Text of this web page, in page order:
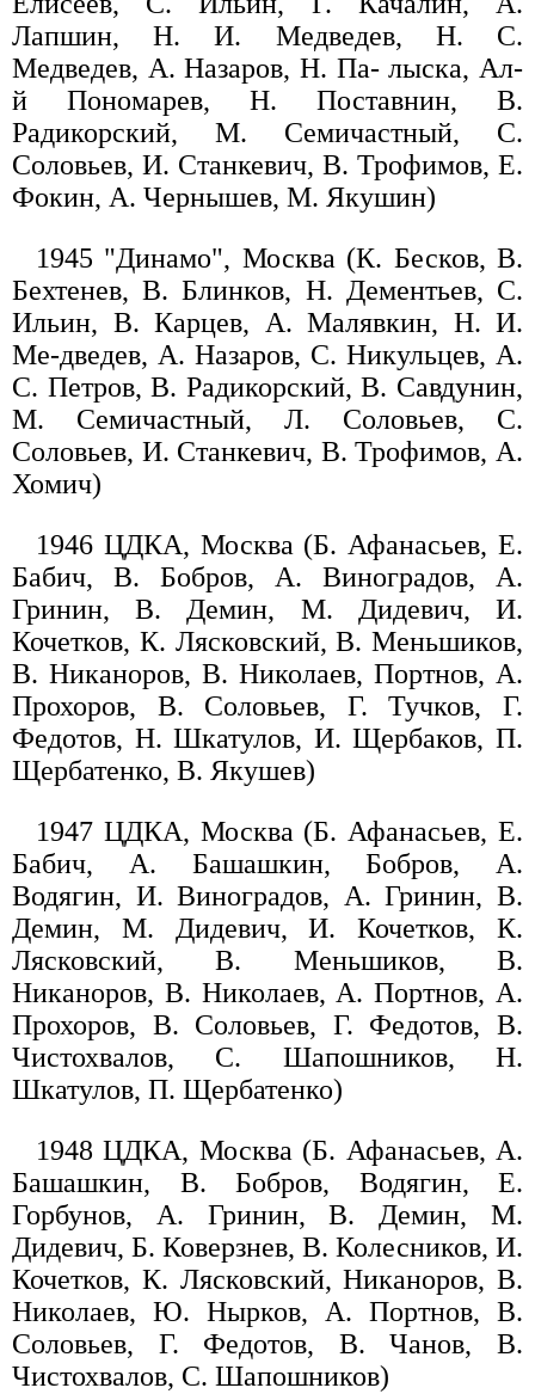
Лапшин, Н. И. Медведев, Н. С.
Медведев, А. Назаров, Н. Па- лыска, Ал-
й Пономарев, Н. Поставнин, В.
Радикорский, М. Семичастный, С.
Соловьев, И. Станкевич, В. Трофимов, Е.
Фокин, А. Чернышев, М. Якушин)
1945 "Динамо", Москва (К. Бесков, В.
Бехтенев, В. Блинков, Н. Дементьев, С.
Ильин, В. Карцев, А. Малявкин, Н. И.
Ме-дведев, А. Назаров, С. Никульцев, А.
С. Петров, В. Радикорский, В. Савдунин,
М. Семичастный, Л. Соловьев, С.
Соловьев, И. Станкевич, В. Трофимов, А.
Хомич)
1946 ЦДКА, Москва (Б. Афанасьев, Е.
Бабич, В. Бобров, А. Виноградов, А.
Гринин, В. Демин, М. Дидевич, И.
Кочетков, К. Лясковский, В. Меньшиков,
В. Никаноров, В. Николаев, Портнов, А.
Прохоров, В. Соловьев, Г. Тучков, Г.
Федотов, Н. Шкатулов, И. Щербаков, П.
Щербатенко, В. Якушев)
1947 ЦДКА, Москва (Б. Афанасьев, Е.
Бабич, А. Башашкин, Бобров, А.
Водягин, И. Виноградов, А. Гринин, В.
Демин, М. Дидевич, И. Кочетков, К.
Лясковский, В. Меньшиков, В.
Никаноров, В. Николаев, А. Портнов, А.
Прохоров, В. Соловьев, Г. Федотов, В.
Чистохвалов, С. Шапошников, Н.
Шкатулов, П. Щербатенко)
1948 ЦДКА, Москва (Б. Афанасьев, А.
Башашкин, В. Бобров, Водягин, Е.
Горбунов, А. Гринин, В. Демин, М.
Дидевич, Б. Коверзнев, В. Колесников, И.
Кочетков, К. Лясковский, Никаноров, В.
Николаев, Ю. Нырков, А. Портнов, В.
Соловьев, Г. Федотов, В. Чанов, В.
Чистохвалов, С. Шапошников)